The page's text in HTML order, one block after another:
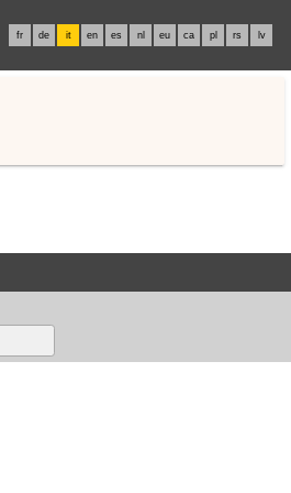
fr de it en es nl eu ca pl rs lv